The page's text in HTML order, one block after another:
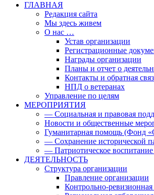
ГЛАВНАЯ
Редакция сайта
Мы здесь живем
О нас …
Устав организации
Регистрационные
Награды организации
Планы и отчет о
Контакты и обратная
НПД о ветеранах
Управление по целям
МЕРОПРИЯТИЯ
— Социальная и правовая
Новости и общественные
Гуманитарная помощь (Фонд
— Сохранение исторической
— Патриотическое
ДЕЯТЕЛЬНОСТЬ
Структура организации
Правление организации
Контрольно-